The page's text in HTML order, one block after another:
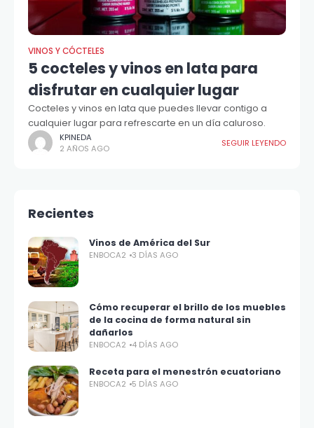
VINOS Y CÓCTELES
5 cocteles y vinos en lata para
disfrutar en cualquier lugar
Cocteles y vinos en lata que puedes llevar contigo a
cualquier lugar para refrescarte en un día caluroso.
KPINEDA
2 AÑOS AGO
SEGUIR LEYENDO
Recientes
Vinos de América del Sur
ENBOCA2 3 DÍAS AGO
Cómo recuperar el brillo de los muebles
de la cocina de forma natural sin
dañarlos
ENBOCA2 4 DÍAS AGO
Receta para el menestrón ecuatoriano
ENBOCA2 5 DÍAS AGO